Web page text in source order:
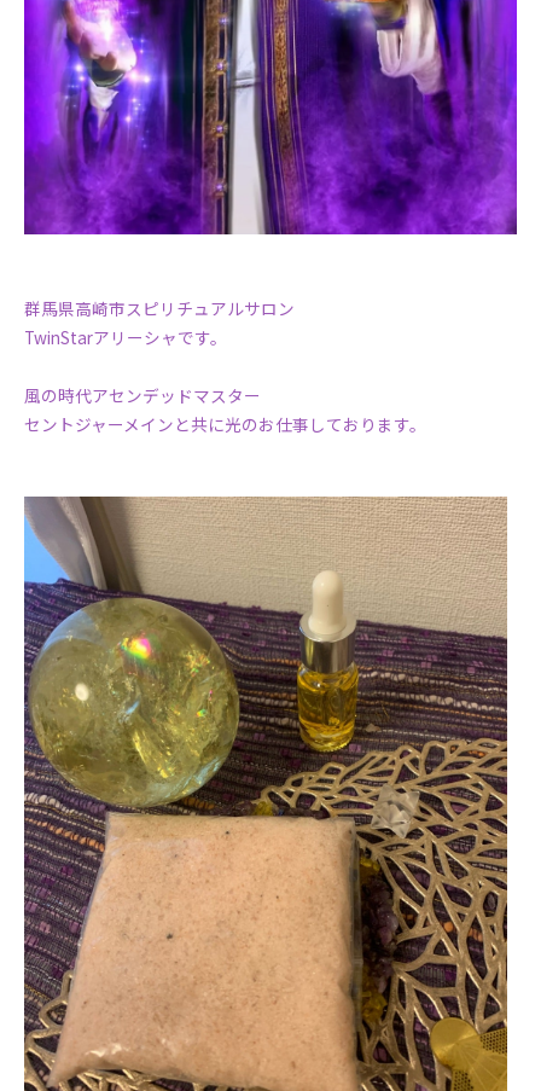
群馬県高崎市スピリチュアルサロン
TwinStarアリーシャです。
風の時代アセンデッドマスター
セントジャーメインと共に光のお仕事しております。